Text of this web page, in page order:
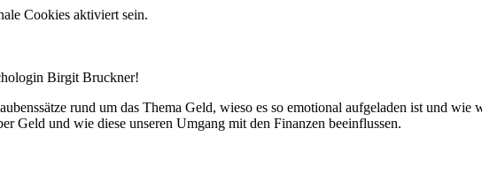
Cookies aktiviert sein.
Birgit Bruckner!
rund um das Thema Geld, wieso es so emotional aufgeladen ist und
Geld und wie diese unseren Umgang mit den Finanzen beeinflussen.